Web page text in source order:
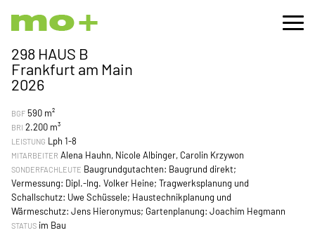
298 HAUS B
Frankfurt am Main
2026
BGF 590 m²
BRI 2.200 m³
LEISTUNG Lph 1-8
MITARBEITER Alena Hauhn, Nicole Albinger, Carolin Krzywon
SONDERFACHLEUTE Baugrundgutachten: Baugrund direkt;
Vermessung: Dipl.-Ing. Volker Heine; Tragwerksplanung und
Schallschutz: Uwe Schüssele; Haustechnikplanung und
Wärmeschutz: Jens Hieronymus; Gartenplanung: Joachim Hegmann
STATUS im Bau